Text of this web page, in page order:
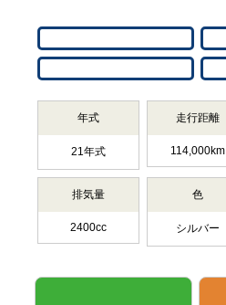
年式
21年式
走行距離
114,000km
排気量
2400cc
色
シルバー